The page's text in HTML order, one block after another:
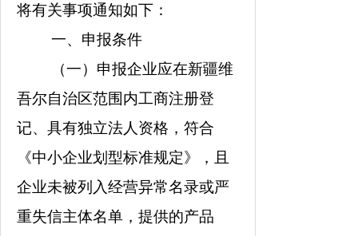
将有关事项通知如下：
一、申报条件
（一）申报企业应在新疆维
吾尔自治区范围内工商注册登
记、具有独立法人资格，符合
《中小企业划型标准规定》，且
企业未被列入经营异常名录或严
重失信主体名单，提供的产品